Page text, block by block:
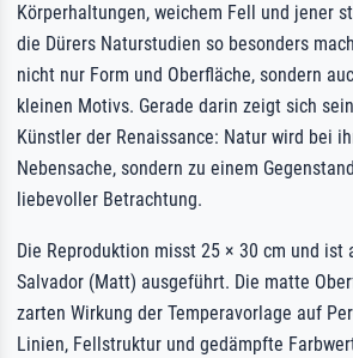
Körperhaltungen, weichem Fell und jener
die Dürers Naturstudien so besonders
nicht nur Form und Oberfläche, sondern
kleinen Motivs. Gerade darin zeigt sich
Künstler der Renaissance: Natur wird bei
Nebensache, sondern zu einem
liebevoller Betrachtung.
Die Reproduktion misst 25 × 30 cm und ist
Salvador (Matt) ausgeführt. Die matte
zarten Wirkung der Temperavorlage auf
Linien, Fellstruktur und gedämpfte